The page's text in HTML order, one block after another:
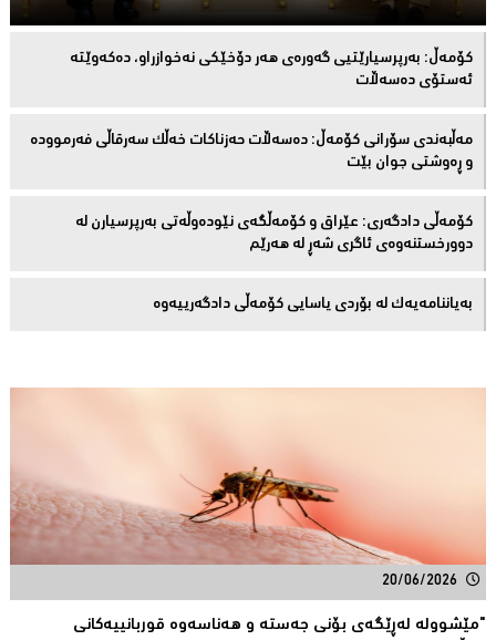
كۆمەڵ: بەرپرسیارێتیی گەورەی هەر دۆخێکی نەخوازراو، دەكەوێتە
ئەستۆی دەسەڵات
مەڵبەندى سۆرانى کۆمەڵ: دەسەڵات حەزناکات خەڵک سەرقاڵى فەرموودە
و ڕەوشتى جوان بێت
کۆمەڵى دادگەرى: عێراق و كۆمەڵگەی نێودەوڵەتی بەرپرسیارن لە
دوورخستنەوەى ئاگری شەڕ لە هەرێم
بەیاننامەیەک لە بۆردی یاسایی کۆمەڵی دادگەرییەوە
20/06/2026
"مێشوولە لەڕێگەی بۆنی جەستە و هەناسەوە قوربانییەكانی